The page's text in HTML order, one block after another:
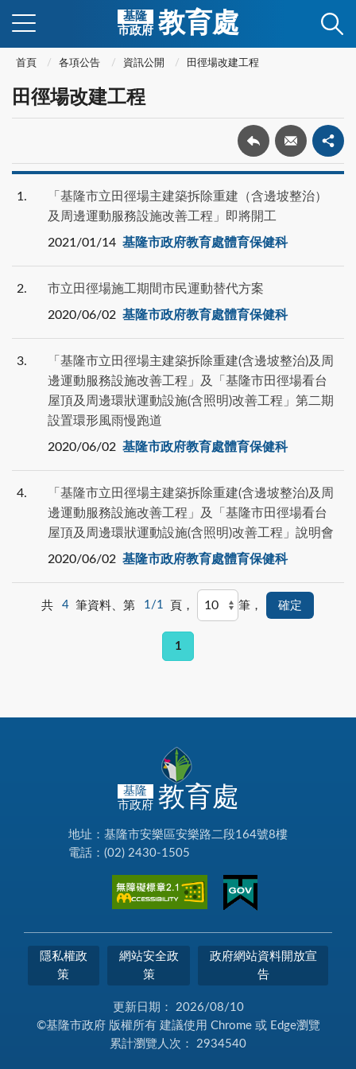
基隆
市政府 教育處
首頁 各項公告 資訊公開 田徑場改建工程
田徑場改建工程
1
「基隆市立田徑場主建築拆除重建（含邊坡整治）
及周邊運動服務設施改善工程」即將開工
2021/01/14 基隆市政府教育處體育保健科
2 市立田徑場施工期間市民運動替代方案
2020/06/02 基隆市政府教育處體育保健科
3
「基隆市立田徑場主建築拆除重建(含邊坡整治)及周
邊運動服務設施改善工程」及「基隆市田徑場看台
屋頂及周邊環狀運動設施(含照明)改善工程」第二期
設置環形風雨慢跑道
2020/06/02 基隆市政府教育處體育保健科
4
「基隆市立田徑場主建築拆除重建(含邊坡整治)及周
邊運動服務設施改善工程」及「基隆市田徑場看台
屋頂及周邊環狀運動設施(含照明)改善工程」說明會
2020/06/02 基隆市政府教育處體育保健科
共 4 筆資料、第 1/1 頁， 筆，
1
基隆
市政府 教育處
地址：基隆市安樂區安樂路二段164號8樓
電話：(02) 2430-1505
隱私權政
策
網站安全政
策
政府網站資料開放宣
告
更新日期： 2026/08/10
©基隆市政府 版權所有 建議使用 Chrome 或 Edge瀏覽
累計瀏覽人次： 2934540